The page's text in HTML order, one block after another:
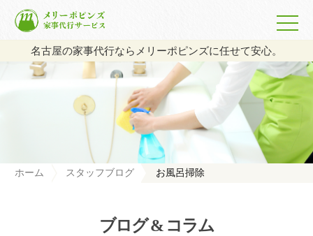
名古屋の家事代行ならメリーポピンズに任せて安心。
ホーム スタッフブログ お風呂掃除
ブログ & コラム